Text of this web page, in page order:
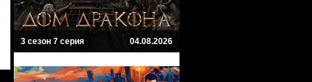
3 сезон 7 серия 04.08.2026